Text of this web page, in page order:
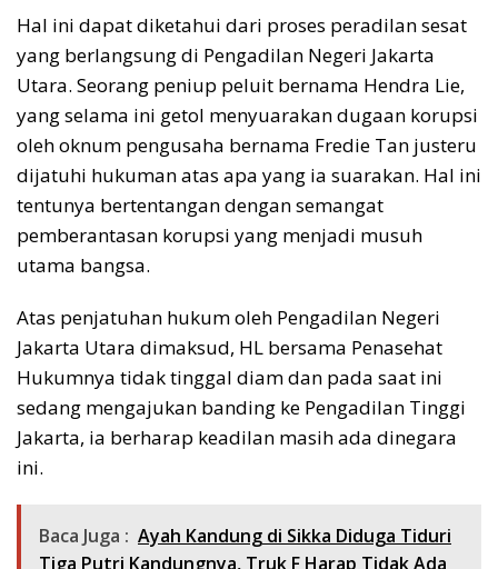
Hal ini dapat diketahui dari proses peradilan sesat
yang berlangsung di Pengadilan Negeri Jakarta
Utara. Seorang peniup peluit bernama Hendra Lie,
yang selama ini getol menyuarakan dugaan korupsi
oleh oknum pengusaha bernama Fredie Tan justeru
dijatuhi hukuman atas apa yang ia suarakan. Hal ini
tentunya bertentangan dengan semangat
pemberantasan korupsi yang menjadi musuh
utama bangsa.
Atas penjatuhan hukum oleh Pengadilan Negeri
Jakarta Utara dimaksud, HL bersama Penasehat
Hukumnya tidak tinggal diam dan pada saat ini
sedang mengajukan banding ke Pengadilan Tinggi
Jakarta, ia berharap keadilan masih ada dinegara
ini.
Baca Juga : Ayah Kandung di Sikka Diduga Tiduri
Tiga Putri Kandungnya, Truk F Harap Tidak Ada